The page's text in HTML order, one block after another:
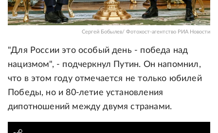
Сергей Бобылев/ Фотохост-агентство РИА Новости
"Для России это особый день - победа над
нацизмом", - подчеркнул Путин. Он напомнил,
что в этом году отмечается не только юбилей
Победы, но и 80-летие установления
дипотношений между двумя странами.